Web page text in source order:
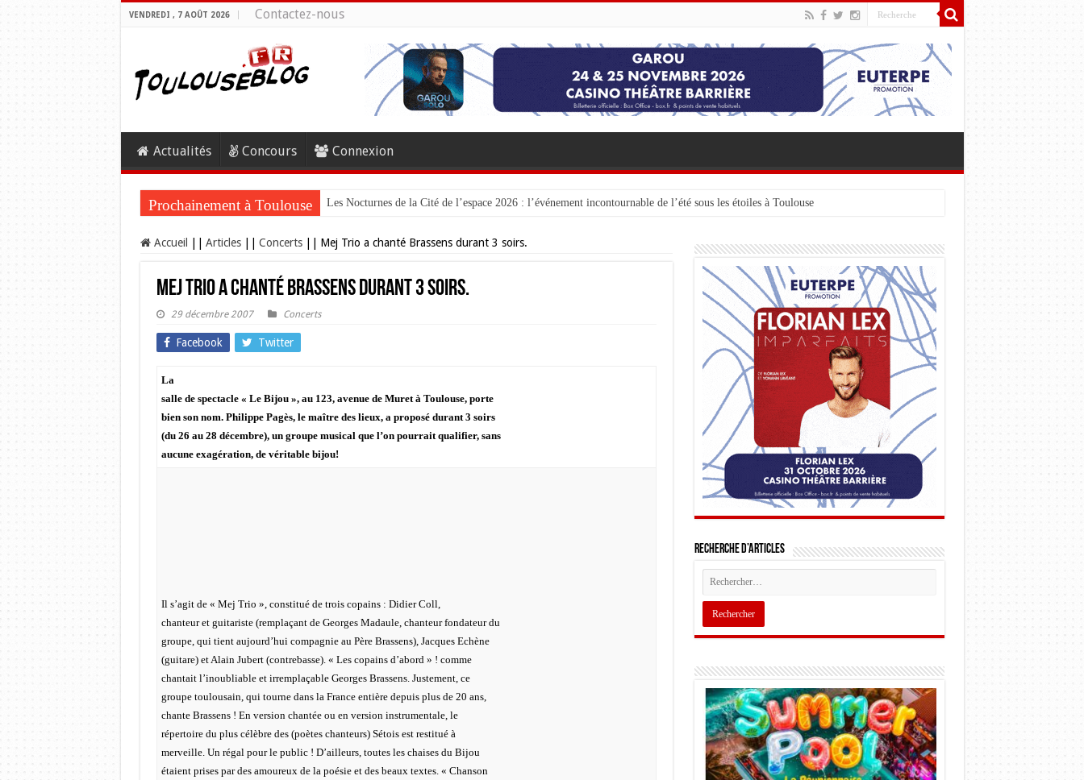
VENDREDI , 7 AOÛT 2026 Contactez-nous
Actualités Concours Connexion
Prochainement à Toulouse Les Nocturnes de la Cité de l’espace 2026 : l’événement incontournable de l’été sous les étoiles à Toulouse
Accueil Articles Concerts Mej Trio a chanté Brassens durant 3 soirs.
Mej Trio a chanté Brassens durant 3 soirs.
29 décembre 2007 Concerts
Facebook Twitter
La
salle de spectacle « Le Bijou », au 123, avenue de Muret à Toulouse, porte
bien son nom. Philippe Pagès, le maître des lieux, a proposé durant 3 soirs
(du 26 au 28 décembre), un groupe musical que l’on pourrait qualifier, sans
aucune exagération, de véritable bijou!
Il s’agit de « Mej Trio », constitué de trois copains : Didier Coll,
chanteur et guitariste (remplaçant de Georges Madaule, chanteur fondateur du
groupe, qui tient aujourd’hui compagnie au Père Brassens), Jacques Echène
(guitare) et Alain Jubert (contrebasse). « Les copains d’abord » ! comme
chantait l’inoubliable et irremplaçable Georges Brassens. Justement, ce
groupe toulousain, qui tourne dans la France entière depuis plus de 20 ans,
chante Brassens ! En version chantée ou en version instrumentale, le
répertoire du plus célèbre des (poètes chanteurs) Sétois est restitué à
merveille. Un régal pour le public ! D’ailleurs, toutes les chaises du Bijou
étaient prises par des amoureux de la poésie et des beaux textes. « Chanson
Recherche d’articles